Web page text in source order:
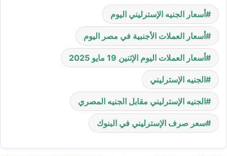
أسعار الجنيه الإسترليني اليوم
أسعار العملات الأجنبية في مصر اليوم
أسعار العملات اليوم الإثنين 19 مايو 2025
الجنيه الإسترليني
الجنيه الإسترليني مقابل الجنيه المصري
سعر صرف الإسترليني في البنوك